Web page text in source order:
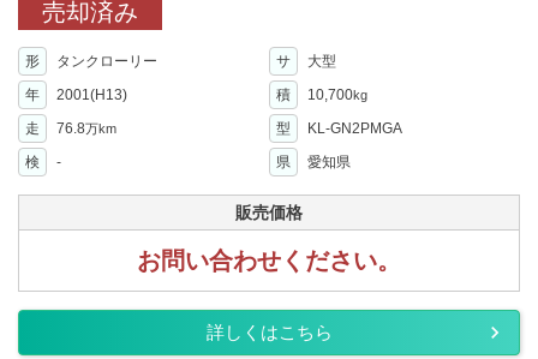
売却済み
形 タンクローリー サ
大型
年
2001(H13) 積 10,700kg
走 76.8万km 型
KL-GN2PMGA
検
- 県 愛知県
販売価格
お問い合わせください。
詳しくはこちら